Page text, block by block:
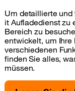
Um detaillierte
it Aufladedienst zu
Bereich zu
entwickelt, um Ihre
verschiedenen
finden Sie alles,
müssen.